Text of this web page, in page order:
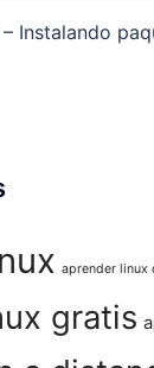
Instalando
aprender linux
gratis